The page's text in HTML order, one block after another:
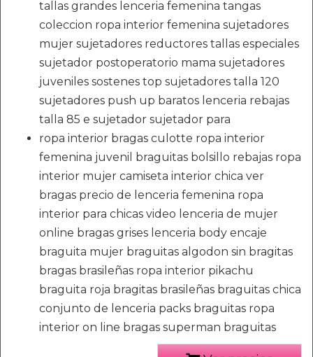
tallas grandes lenceria femenina tangas
coleccion ropa interior femenina sujetadores
mujer sujetadores reductores tallas especiales
sujetador postoperatorio mama sujetadores
juveniles sostenes top sujetadores talla 120
sujetadores push up baratos lenceria rebajas
talla 85 e sujetador sujetador para
ropa interior bragas culotte ropa interior
femenina juvenil braguitas bolsillo rebajas ropa
interior mujer camiseta interior chica ver
bragas precio de lenceria femenina ropa
interior para chicas video lenceria de mujer
online bragas grises lenceria body encaje
braguita mujer braguitas algodon sin bragitas
bragas brasileñas ropa interior pikachu
braguita roja bragitas brasileñas braguitas chica
conjunto de lenceria packs braguitas ropa
interior on line bragas superman braguitas